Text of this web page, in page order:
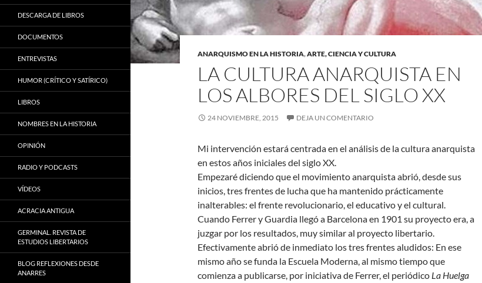
ANARQUISMO EN LA HISTORIA,ARTE, CIENCIA Y CULTURA
LA CULTURA ANARQUISTA EN
LOS ALBORES DEL SIGLO XX
24 NOVIEMBRE, 2015 DEJA UN COMENTARIO
Mi intervención estará centrada en el análisis de la cultura anarquista
en estos años iniciales del siglo XX.
Empezaré diciendo que el movimiento anarquista abrió, desde sus
inicios, tres frentes de lucha que ha mantenido prácticamente
inalterables: el frente revolucionario, el educativo y el cultural.
Cuando Ferrer y Guardia llegó a Barcelona en 1901 su proyecto era,a
juzgar por los resultados, muy similar al proyecto libertario.
Efectivamente abrió de inmediato los tres frentes aludidos: En ese
mismo año se funda la Escuela Moderna, al mismo tiempo que
comienza a publicarse, por iniciativa de Ferrer, el periódico La Huelga
DESCARGA DE LIBROS
DOCUMENTOS
ENTREVISTAS
HUMOR (CRÍTICO Y SATÍRICO)
LIBROS
NOMBRES EN LA HISTORIA
OPINIÓN
RADIO Y PODCASTS
VÍDEOS
ACRACIA ANTIGUA
GERMINAL. REVISTA DE
ESTUDIOS LIBERTARIOS
BLOG REFLEXIONES DESDE
ANARRES